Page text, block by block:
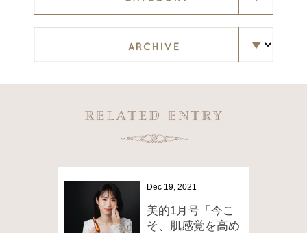
Dec 19, 2021
美的1月号「今こ
そ、肌感覚を高め